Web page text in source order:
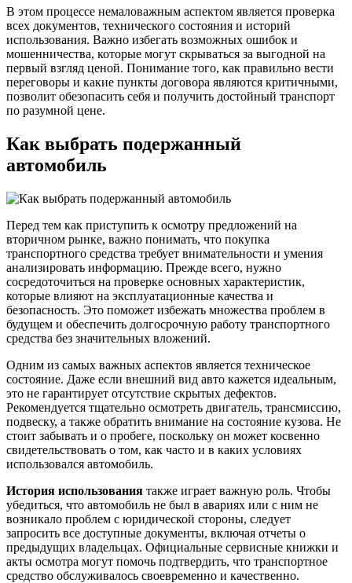
В этом процессе немаловажным аспектом является проверка
всех документов, технического состояния и историй
использования. Важно избегать возможных ошибок и
мошенничества, которые могут скрываться за выгодной на
первый взгляд ценой. Понимание того, как правильно вести
переговоры и какие пункты договора являются критичными,
позволит обезопасить себя и получить достойный транспорт
по разумной цене.
Как выбрать подержанный
автомобиль
Перед тем как приступить к осмотру предложений на
вторичном рынке, важно понимать, что покупка
транспортного средства требует внимательности и умения
анализировать информацию. Прежде всего, нужно
сосредоточиться на проверке основных характеристик,
которые влияют на эксплуатационные качества и
безопасность. Это поможет избежать множества проблем в
будущем и обеспечить долгосрочную работу транспортного
средства без значительных вложений.
Одним из самых важных аспектов является техническое
состояние. Даже если внешний вид авто кажется идеальным,
это не гарантирует отсутствие скрытых дефектов.
Рекомендуется тщательно осмотреть двигатель, трансмиссию,
подвеску, а также обратить внимание на состояние кузова. Не
стоит забывать и о пробеге, поскольку он может косвенно
свидетельствовать о том, как часто и в каких условиях
использовался автомобиль.
История использования также играет важную роль. Чтобы
убедиться, что автомобиль не был в авариях или с ним не
возникало проблем с юридической стороны, следует
запросить все доступные документы, включая отчеты о
предыдущих владельцах. Официальные сервисные книжки и
акты осмотра могут помочь подтвердить, что транспортное
средство обслуживалось своевременно и качественно.